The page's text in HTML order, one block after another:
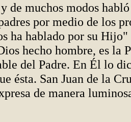
de muchos modos
por medio de los
ha hablado por su Hijo"
hecho hombre, es la
del Padre. En Él lo
ésta. San Juan de la
de manera